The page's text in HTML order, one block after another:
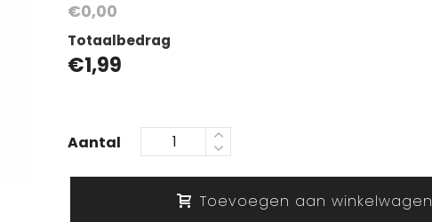
€0,00
Totaalbedrag
€1,99
Aantal
Toevoegen aan winkelwagen